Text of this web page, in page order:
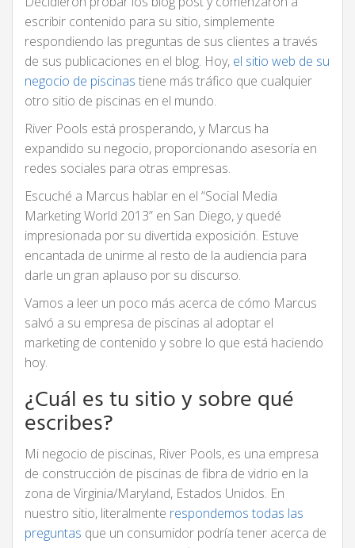
escribir contenido para su sitio, simplemente
respondiendo las preguntas de sus clientes a través
de sus publicaciones en el blog. Hoy, el sitio web de su
negocio de piscinas tiene más tráfico que cualquier
otro sitio de piscinas en el mundo.
River Pools está prosperando, y Marcus ha
expandido su negocio, proporcionando asesoría en
redes sociales para otras empresas.
Escuché a Marcus hablar en el “Social Media
Marketing World 2013” en San Diego, y quedé
impresionada por su divertida exposición. Estuve
encantada de unirme al resto de la audiencia para
darle un gran aplauso por su discurso.
Vamos a leer un poco más acerca de cómo Marcus
salvó a su empresa de piscinas al adoptar el
marketing de contenido y sobre lo que está haciendo
hoy.
¿Cuál es tu sitio y sobre qué
escribes?
Mi negocio de piscinas, River Pools, es una empresa
de construcción de piscinas de fibra de vidrio en la
zona de Virginia/Maryland, Estados Unidos. En
nuestro sitio, literalmente respondemos todas las
preguntas que un consumidor podría tener acerca de